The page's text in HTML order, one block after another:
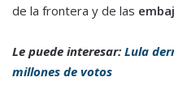
de la frontera y de las
Le puede interesar: Lula
millones de votos